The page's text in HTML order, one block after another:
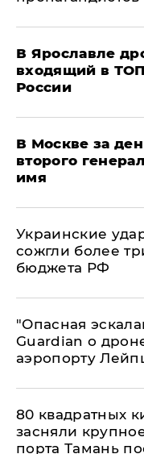
В Ярославле
входящий в
России
В Москве за
второго
имя
Украинские
сожгли более
бюджета РФ
"Опасная
Guardian о
аэропорту
80 квадратных
засняли
порта Тамань